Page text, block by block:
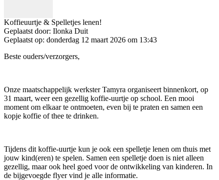
Koffieuurtje & Spelletjes lenen!
Geplaatst door: Ilonka Duit
Geplaatst op: donderdag 12 maart 2026 om 13:43
Beste ouders/verzorgers,
Onze maatschappelijk werkster Tamyra organiseert binnenkort, op
31 maart, weer een gezellig koffie-uurtje op school. Een mooi
moment om elkaar te ontmoeten, even bij te praten en samen een
kopje koffie of thee te drinken.
Tijdens dit koffie-uurtje kun je ook een spelletje lenen om thuis met
jouw kind(eren) te spelen. Samen een spelletje doen is niet alleen
gezellig, maar ook heel goed voor de ontwikkeling van kinderen. In
de bijgevoegde flyer vind je alle informatie.